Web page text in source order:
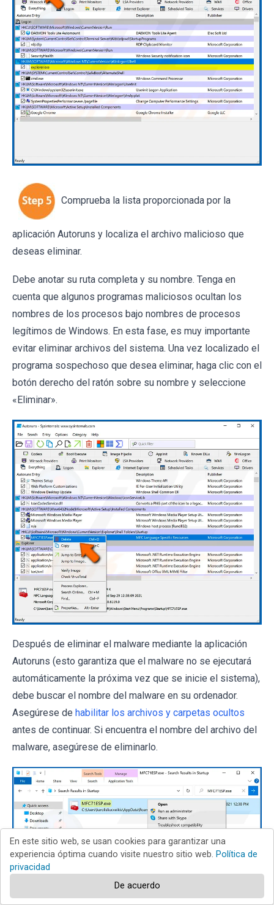
Comprueba la lista proporcionada por la
aplicación Autoruns y localiza el archivo malicioso que
deseas eliminar.
Debe anotar su ruta completa y su nombre. Tenga en
cuenta que algunos programas maliciosos ocultan los
nombres de los procesos bajo nombres de procesos
legítimos de Windows. En esta fase, es muy importante
evitar eliminar archivos del sistema. Una vez localizado el
programa sospechoso que desea eliminar, haga clic con el
botón derecho del ratón sobre su nombre y seleccione
«Eliminar».
Después de eliminar el malware mediante la aplicación
Autoruns (esto garantiza que el malware no se ejecutará
automáticamente la próxima vez que se inicie el sistema),
debe buscar el nombre del malware en su ordenador.
Asegúrese de habilitar los archivos y carpetas ocultos
antes de continuar. Si encuentra el nombre del archivo del
malware, asegúrese de eliminarlo.
En este sitio web, se usan cookies para garantizar una
experiencia óptima cuando visite nuestro sitio web. Política de
privacidad
De acuerdo